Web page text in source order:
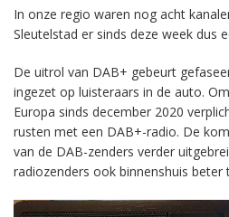
In onze regio waren nog acht
Sleutelstad er sinds deze week dus
De uitrol van DAB+ gebeurt
ingezet op luisteraars in de auto.
Europa sinds december 2020
rusten met een DAB+-radio. De
van de DAB-zenders verder
radiozenders ook binnenshuis beter